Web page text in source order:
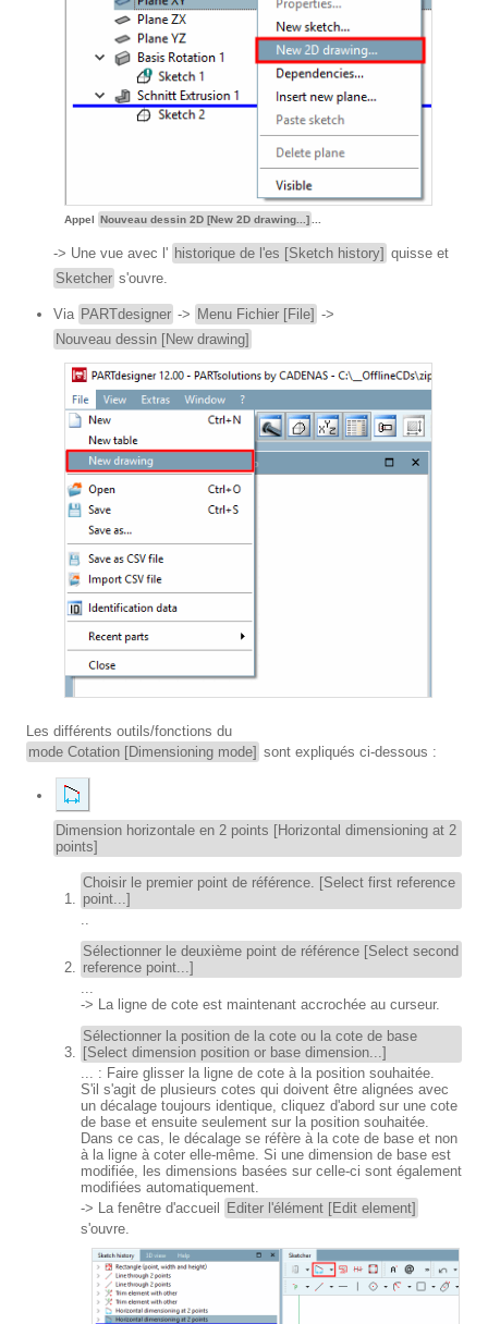
Appel Nouveau dessin 2D [New 2D drawing...]
-> Une vue avec l' historique de l'es [Sketch history] quisse et
Sketcher s'ouvre.
Via PARTdesigner -> Menu Fichier [File] ->
Nouveau dessin [New drawing]
Les différents outils/fonctions du
mode Cotation [Dimensioning mode] sont expliqués ci-dessous :
Dimension horizontale en 2 points [Horizontal dimensioning at 2
points]
Choisir le premier point de référence. [Select first reference
point...]
Sélectionner le deuxième point de référence [Select second
reference point...]
-> La ligne de cote est maintenant accrochée au curseur.
Sélectionner la position de la cote ou la cote de base
[Select dimension position or base dimension...]
... : Faire glisser la ligne de cote à la position souhaitée.
S'il s'agit de plusieurs cotes qui doivent être alignées avec
un décalage toujours identique, cliquez d'abord sur une cote
de base et ensuite seulement sur la position souhaitée.
Dans ce cas, le décalage se réfère à la cote de base et non
à la ligne à coter elle-même. Si une dimension de base est
modifiée, les dimensions basées sur celle-ci sont également
modifiées automatiquement.
-> La fenêtre d'accueil Editer l'élément [Edit element]
s'ouvre.